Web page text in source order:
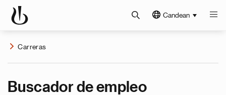
Candean
Carreras
Buscador de empleo